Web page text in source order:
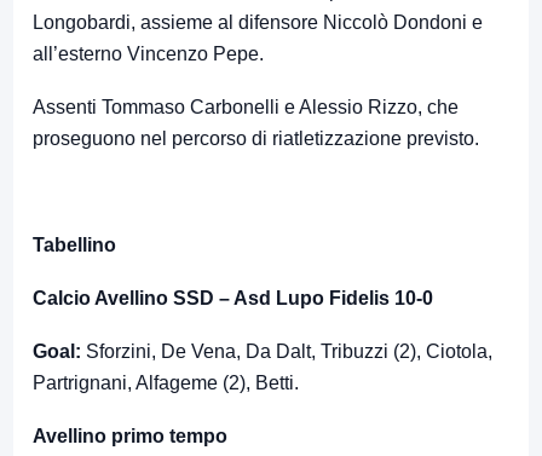
Longobardi, assieme al difensore Niccolò Dondoni e
all’esterno Vincenzo Pepe.
Assenti Tommaso Carbonelli e Alessio Rizzo, che
proseguono nel percorso di riatletizzazione previsto.
Tabellino
Calcio Avellino SSD – Asd Lupo Fidelis 10-0
Goal: Sforzini, De Vena, Da Dalt, Tribuzzi (2), Ciotola,
Partrignani, Alfageme (2), Betti.
Avellino primo tempo